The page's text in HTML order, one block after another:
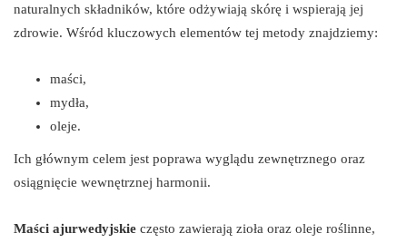
naturalnych składników, które odżywiają skórę i wspierają jej
zdrowie. Wśród kluczowych elementów tej metody znajdziemy:
maści,
mydła,
oleje.
Ich głównym celem jest poprawa wyglądu zewnętrznego oraz
osiągnięcie wewnętrznej harmonii.
Maści ajurwedyjskie często zawierają zioła oraz oleje roślinne,